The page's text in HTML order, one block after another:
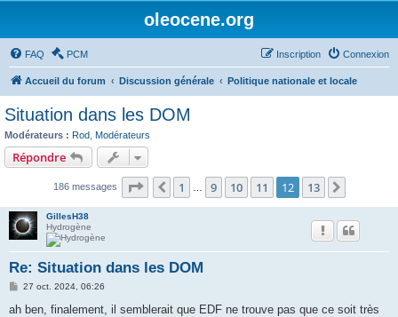
oleocene.org
FAQ PCM Connexion
Inscription
Accueil du forum Discussion générale Politique nationale et locale
Situation dans les DOM
Modérateurs : Rod Modérateurs
Répondre
186 messages Page 12 13
Précédent
1 9 10 11 12 13
GillesH38
Hydrogène
Re: Situation dans les DOM
M
s
27 oct. 2024, 06:26
ah ben, finalement, il semblerait que EDF ne trouve pas que ce soit très